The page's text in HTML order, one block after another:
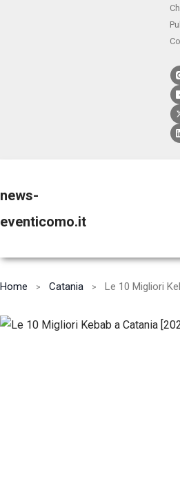
news-
eventicomo.it
Home Catania Le 10 Migliori